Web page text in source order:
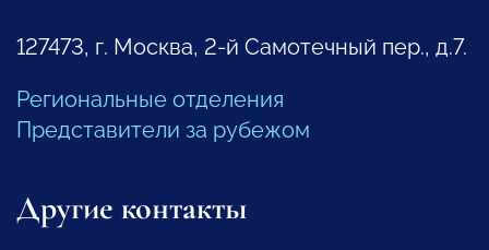
127473, г. Москва, 2-й Самотечный пер., д.7.
Региональные отделения
Представители за рубежом
Другие контакты